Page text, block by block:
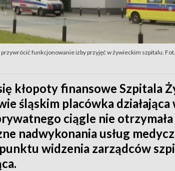
przywrócić funkcjonowanie izby przyjęć w żywieckim szpitalu.
kłopoty finansowe Szpitala
śląskim placówka
ciągle nie
nadwykonania usług
punktu widzenia zarządców